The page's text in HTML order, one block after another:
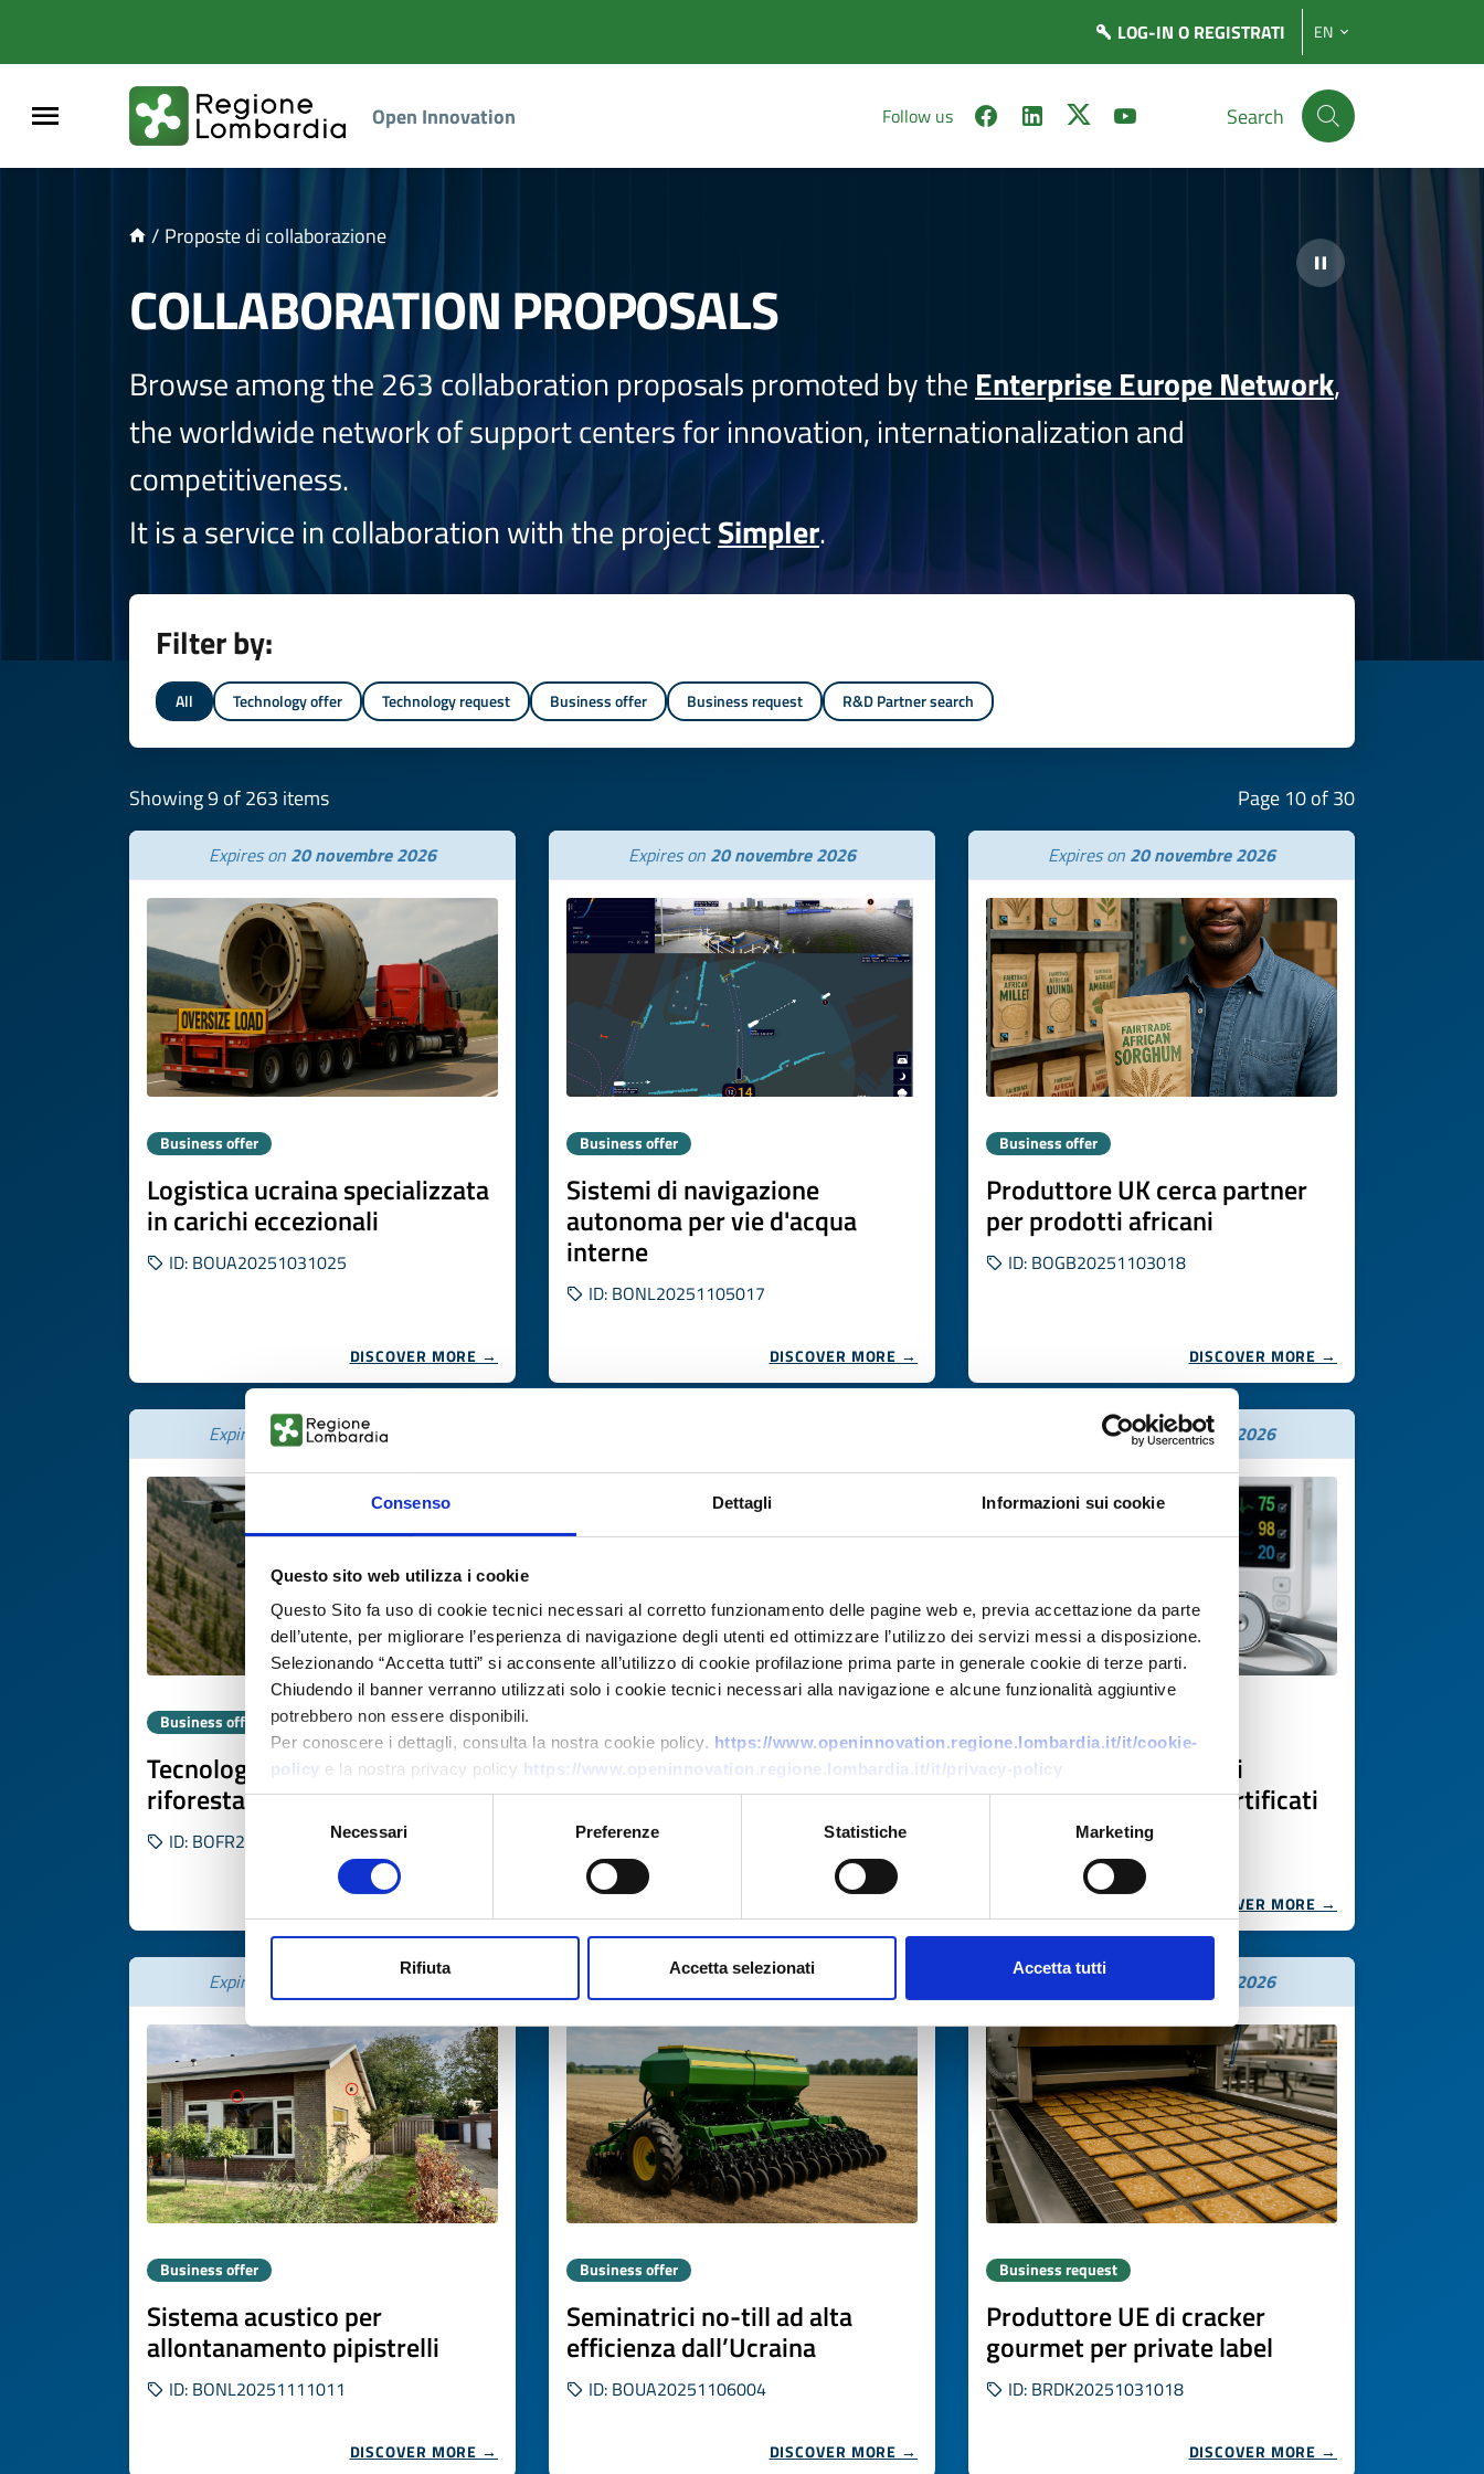
Consenso Dettagli Informazioni sui cookie
Questo sito web utilizza i cookie
Questo Sito fa uso di cookie tecnici necessari al corretto funzionamento delle pagine web e, previa accettazione da parte
dell’utente, per migliorare l’esperienza di navigazione degli utenti ed ottimizzare l’utilizzo dei servizi messi a disposizione.
Selezionando “Accetta tutti” si acconsente all’utilizzo di cookie profilazione prima parte in generale cookie di terze parti.
Chiudendo il banner verranno utilizzati solo i cookie tecnici necessari alla navigazione e alcune funzionalità aggiuntive
potrebbero non essere disponibili.
Per conoscere i dettagli, consulta la nostra cookie policy. https://www.openinnovation.regione.lombardia.it/it/cookie-
policy e la nostra privacy policy https://www.openinnovation.regione.lombardia.it/it/privacy-policy
Selezione
Necessari Preferenze Statistiche Marketing
Rifiuta Accetta selezionati Accetta tutti
LOG-IN O REGISTRATI EN
Open Innovation Follow us Search
/ Proposte di collaborazione
COLLABORATION PROPOSALS
Browse among the 263 collaboration proposals promoted by the Enterprise Europe Network,
the worldwide network of support centers for innovation, internationalization and
competitiveness.
It is a service in collaboration with the projectSimpler.
Filter by:
All Technology offer Technology request Business offer Business request R&D Partner search
Showing 9 of 263 items Page 10 of 30
Expires on 20 novembre 2026
Business offer
Logistica ucraina specializzata
in carichi eccezionali
ID: BOUA20251031025
DISCOVER MORE →
Expires on 20 novembre 2026
Business offer
Sistemi di navigazione
autonoma per vie d'acqua
interne
ID: BONL20251105017
DISCOVER MORE →
Expires on 20 novembre 2026
Business offer
Produttore UK cerca partner
per prodotti africani
ID: BOGB20251103018
DISCOVER MORE →
Expires on20 novembre 2026
Business offer
Tecnologia francese di
riforestazione con droni
ID: BOFR20251105022
Tecnologie avanzate per
lavorazione miele
ID: BRBG20251107009
Expires on20 novembre 2026
Produzione conto terzi
dispositivi medicali certificati
ID: BRDE20251111025
DISCOVER MORE →
Expires on 21 novembre 2026
Business offer
Sistema acustico per
allontanamento pipistrelli
ID: BONL20251111011
DISCOVER MORE →
Expires on21 novembre 2026
Business offer
Seminatrici no-till ad alta
efficienza dall’Ucraina
ID: BOUA20251106004
DISCOVER MORE →
Expires on 21 novembre 2026
Business request
Produttore UE di cracker
gourmet per private label
ID: BRDK20251031018
DISCOVER MORE →